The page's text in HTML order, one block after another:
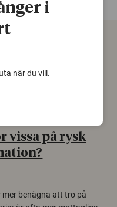
vissa på rysk
mer benägna att tro på
i
när du vill.